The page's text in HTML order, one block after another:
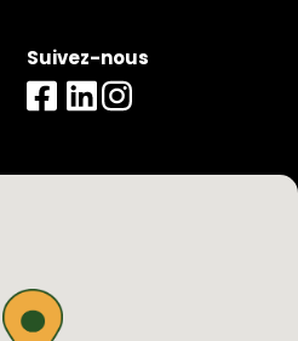
Suivez-nous